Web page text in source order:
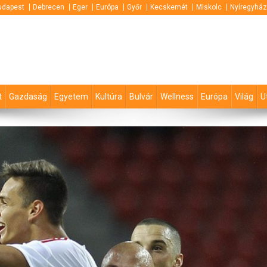
Debrecen Eger Európa Győr Kecskemét Miskolc
Gazdaság Egyetem Kultúra Bulvár Wellness Európa Világ